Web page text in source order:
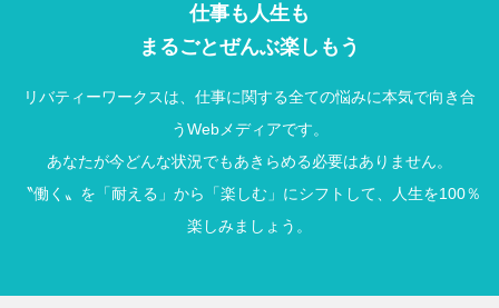
仕事も人生も
まるごとぜんぶ楽しもう
リバティーワークスは、仕事に関する全ての悩みに本気で向き合
うWebメディアです。
あなたが今どんな状況でもあきらめる必要はありません。
〝働く〟を「耐える」から「楽しむ」にシフトして、人生を100％
楽しみましょう。